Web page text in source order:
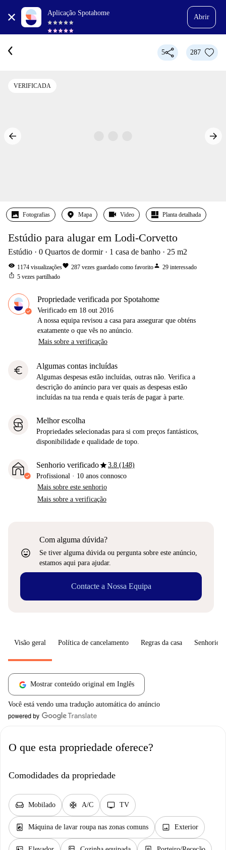
Aplicação Spotahome
Abrir
5 287
VERIFICADA
Fotografias Mapa Video Planta detalhada
Estúdio para alugar em Lodi-Corvetto
Estúdio 0 Quartos de dormir 1 casa de banho 25 m2
visibility 1174 visualizaçõesfavorite 287 vezes guardado como favoritoperson 29 interessado
ios_share 5 vezes partilhado
Propriedade verificada por Spotahome
Verificado em 18 out 2016
A nossa equipa revisou a casa para assegurar que obténs
exatamente o que vês no anúncio.
Mais sobre a verificação
euro Algumas contas incluídas
Algumas despesas estão incluídas, outras não. Verifica a
descrição do anúncio para ver quais as despesas estão
incluídas na tua renda e quais terás de pagar à parte.
Melhor escolha
Propriedades selecionadas para si com preços fantásticos,
disponibilidade e qualidade de topo.
Senhorio verificadostar3.8 (148)
Profissional · 10 anos connosco
Mais sobre este senhorio
Mais sobre a verificação
sentiment_very_satisfied
Com alguma dúvida?
Se tiver alguma dúvida ou pergunta sobre este anúncio,
estamos aqui para ajudar.
Contacte a Nossa Equipa
Visão geral Política de cancelamento Regras da casa Senhorio
Mostrar conteúdo original em Inglês
Você está vendo uma tradução automática do anúncio
O que esta propriedade oferece?
Comodidades da propriedade
chair Mobilado ac_unit A/C tv TV
local_laundry_service Máquina de lavar roupa nas zonas comuns image Exterior